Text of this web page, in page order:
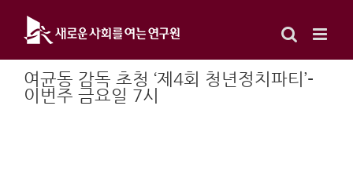
content
여균동 감독 초청 ‘제4회 청년정치파티’-
이번주 금요일 7시